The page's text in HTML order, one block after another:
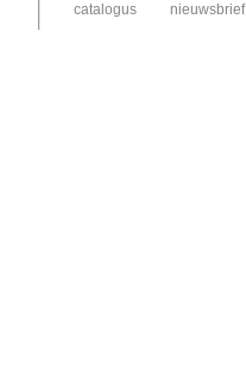
catalogus nieuwsbrief